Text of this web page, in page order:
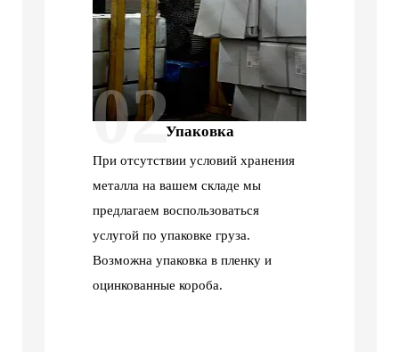
02Упаковка
При отсутствии условий хранения
металла на вашем складе мы
предлагаем воспользоваться
услугой по упаковке груза.
Возможна упаковка в пленку и
оцинкованные короба.